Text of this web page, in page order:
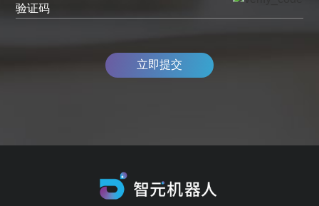
验证码
立即提交